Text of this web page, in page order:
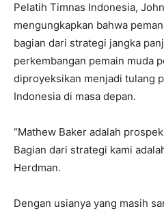
Pelatih Timnas Indonesia,
mengungkapkan bahwa
bagian dari strategi jangka
perkembangan pemain muda
diproyeksikan menjadi tulang
Indonesia di masa depan.
“Mathew Baker adalah
Bagian dari strategi kami
Herdman.
Dengan usianya yang masih